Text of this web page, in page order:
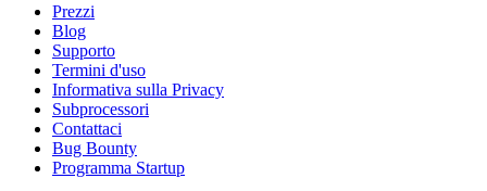
Prezzi
Blog
Supporto
Termini d'uso
Informativa sulla Privacy
Subprocessori
Contattaci
Bug Bounty
Programma Startup